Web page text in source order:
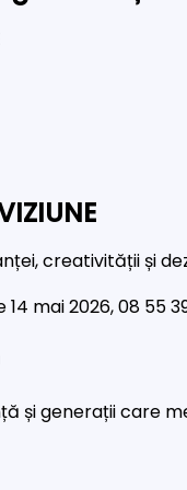
creativității și
și generații care